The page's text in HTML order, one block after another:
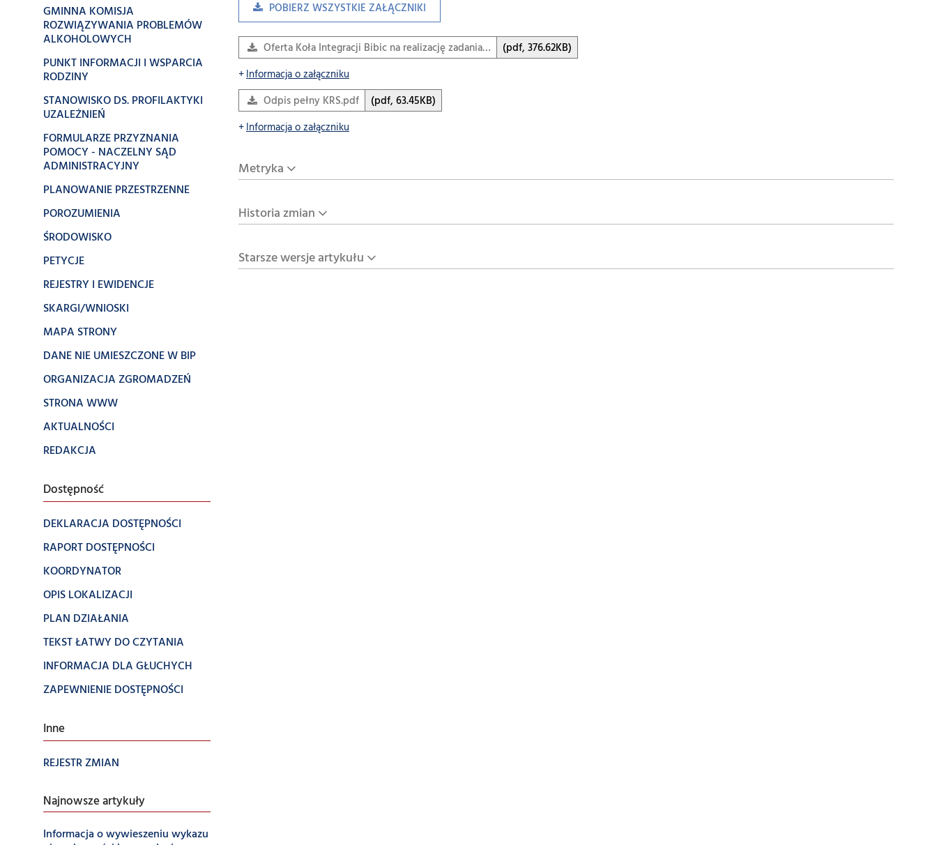
GMINNA KOMISJA
ROZWIĄZYWANIA PROBLEMÓW
ALKOHOLOWYCH
PUNKT INFORMACJI I WSPARCIA
RODZINY
STANOWISKO DS. PROFILAKTYKI
UZALEŻNIEŃ
FORMULARZE PRZYZNANIA
POMOCY - NACZELNY SĄD
ADMINISTRACYJNY
PLANOWANIE PRZESTRZENNE
POROZUMIENIA
ŚRODOWISKO
PETYCJE
REJESTRY I EWIDENCJE
SKARGI/WNIOSKI
MAPA STRONY
DANE NIE UMIESZCZONE W BIP
ORGANIZACJA ZGROMADZEŃ
STRONA WWW
AKTUALNOŚCI
REDAKCJA
Dostępność
DEKLARACJA DOSTĘPNOŚCI
RAPORT DOSTĘPNOŚCI
KOORDYNATOR
OPIS LOKALIZACJI
PLAN DZIAŁANIA
TEKST ŁATWY DO CZYTANIA
INFORMACJA DLA GŁUCHYCH
ZAPEWNIENIE DOSTĘPNOŚCI
Inne
REJESTR ZMIAN
Najnowsze artykuły
Informacja o wywieszeniu wykazu
POBIERZ WSZYSTKIE ZAŁĄCZNIKI
Oferta Koła Integracji Bibic na realizację zadania…
(pdf, 376.62KB)
Informacja o załączniku
Odpis pełny KRS.pdf
(pdf, 63.45KB)
Informacja o załączniku
Metryka
Historia zmian
Starsze wersje artykułu